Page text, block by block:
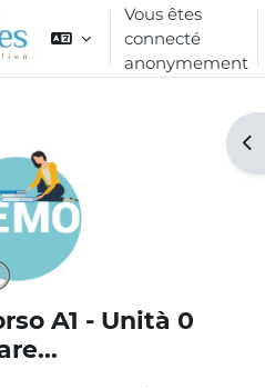
Vous êtes
connecté
anonymement
A1 - Unità 0